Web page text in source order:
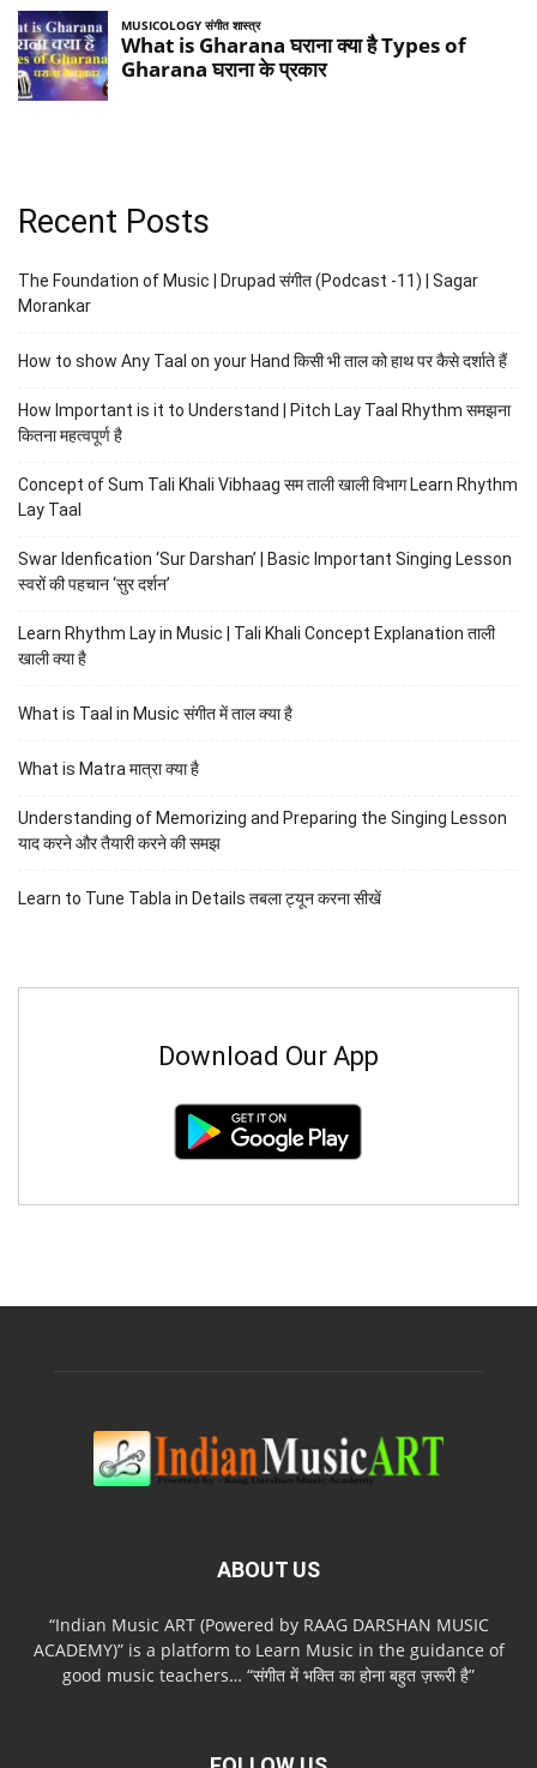
Recent Posts
The Foundation of Music | Drupad संगीत (Podcast -11) | Sagar
Morankar
How to show Any Taal on your Hand किसी भी ताल को हाथ पर कैसे दर्शाते हैं
How Important is it to Understand | Pitch Lay Taal Rhythm समझना
कितना महत्वपूर्ण है
Concept of Sum Tali Khali Vibhaag सम ताली खाली विभाग Learn Rhythm
Lay Taal
Swar Idenfication ‘Sur Darshan’ | Basic Important Singing Lesson
स्वरों की पहचान ‘सुर दर्शन’
Learn Rhythm Lay in Music | Tali Khali Concept Explanation ताली
खाली क्या है
What is Taal in Music संगीत में ताल क्या है
What is Matra मात्रा क्या है
Understanding of Memorizing and Preparing the Singing Lesson
याद करने और तैयारी करने की समझ
Learn to Tune Tabla in Details तबला ट्यून करना सीखें
Download Our App
ABOUT US
“Indian Music ART (Powered by RAAG DARSHAN MUSIC
ACADEMY)” is a platform to Learn Music in the guidance of
good music teachers… “संगीत में भक्ति का होना बहुत ज़रूरी है”